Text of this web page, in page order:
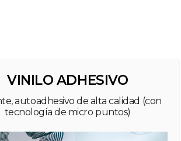
VINILO ADHESIVO
autoadhesivo de alta calidad (con
tecnología de micro puntos)